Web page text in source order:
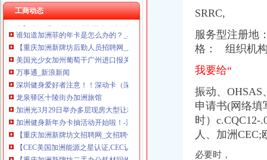
工商动态
缺少原产地证/植检证的北美加洲铁杉如何办理进口手续？北美加洲铁杉
谁知道加洲菲的年卡是怎么办的？_阜南吧_百度贴吧
【重庆加洲新牌坊后勤人员招聘网_后勤人员招聘信息】-重庆智联招聘
美国光少女加州葡萄干广州进口报关办理收货人备案_进口食品海关
万事通_新浪新闻
深圳健身爱好者注意！！深动卡（深动一族）卷款跑了！！！！_报料_
龙泉驿区十陵街办加洲旅馆
加洲光3月29日举办多层现房大型让利活动-导购-石家庄乐居网
加洲健身新年办卡抽活动开始啦！-深圳58同城
【重庆加洲新牌坊文招聘网_文招聘信息】-重庆智联招聘
【CEC美国加洲能源之星认证,CEC认证优惠办理】价格,厂家,
【重庆加洲新牌坊二手办公耗材回收回收】-重庆赶集网
【客户月薪2000加提成加金,重庆多才广告有限公司招聘】-重庆赶
SRRC,
服务型注册地
格： 组织机
我要给“
振动、OHSAS
申请书(网络填
时）c.CQC12-
人、加洲CEC;
必要时，